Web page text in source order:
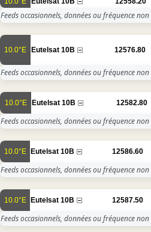
Feeds occasionnels, données ou fréquence
10.0°E Eutelsat 10B 12576.80
Feeds occasionnels, données ou fréquence
10.0°E Eutelsat 10B 12582.80
Feeds occasionnels, données ou fréquence
10.0°E Eutelsat 10B 12586.60
Feeds occasionnels, données ou fréquence
10.0°E Eutelsat 10B 12587.50
Feeds occasionnels, données ou fréquence